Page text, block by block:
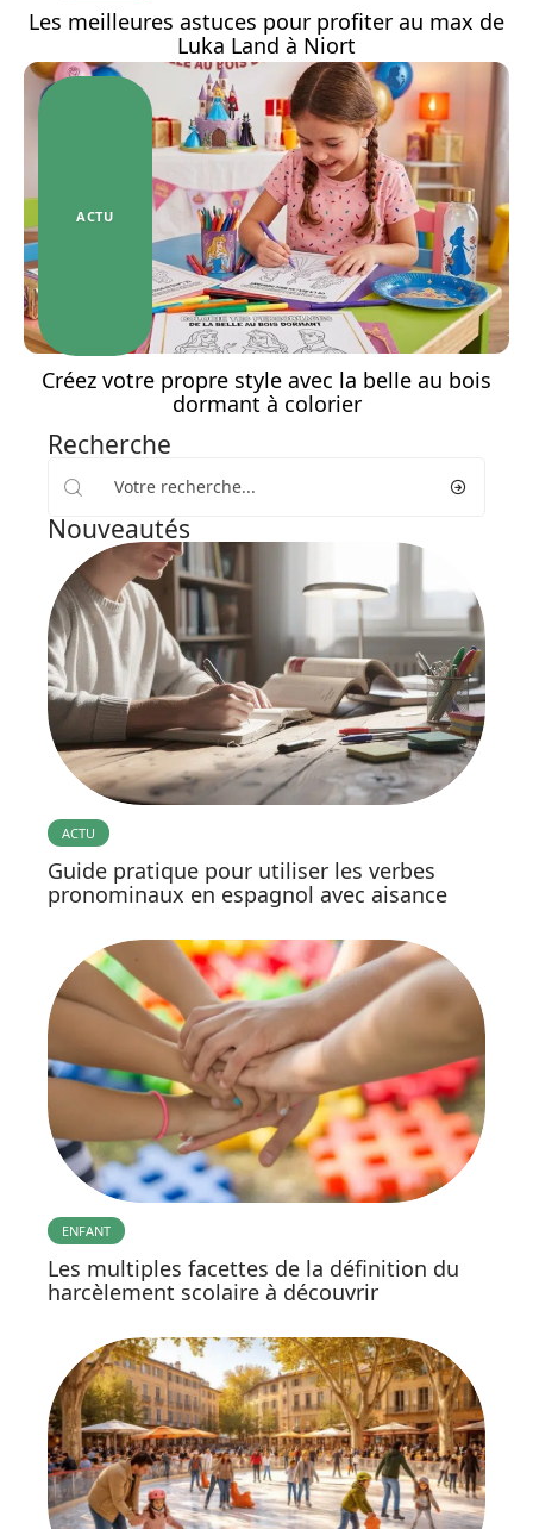
Les meilleures astuces pour profiter au max de
Luka Land à Niort
ACTU
Créez votre propre style avec la belle au bois
dormant à colorier
Recherche
Nouveautés
ACTU
Guide pratique pour utiliser les verbes
pronominaux en espagnol avec aisance
ENFANT
Les multiples facettes de la définition du
harcèlement scolaire à découvrir